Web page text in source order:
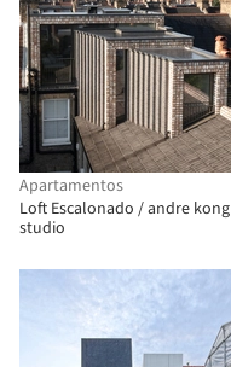
Apartamentos
Loft Escalonado / andre kong
studio